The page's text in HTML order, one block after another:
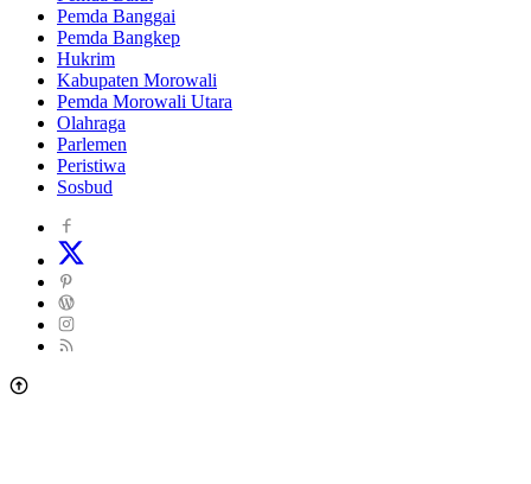
Pemda Banggai
Pemda Bangkep
Hukrim
Kabupaten Morowali
Pemda Morowali Utara
Olahraga
Parlemen
Peristiwa
Sosbud